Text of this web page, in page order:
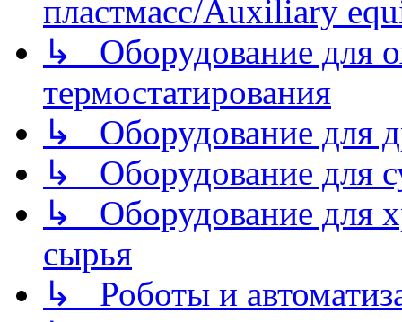
пластмасс/Auxiliary
↳ Оборудование для
термостатирования
↳ Оборудование для
↳ Оборудование для
↳ Оборудование для
сырья
↳ Роботы и